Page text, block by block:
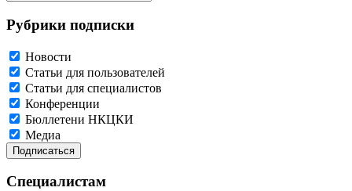
Рубрики подписки
Новости
Статьи для пользователей
Статьи для специалистов
Конференции
Бюллетени НКЦКИ
Медиа
Специалистам